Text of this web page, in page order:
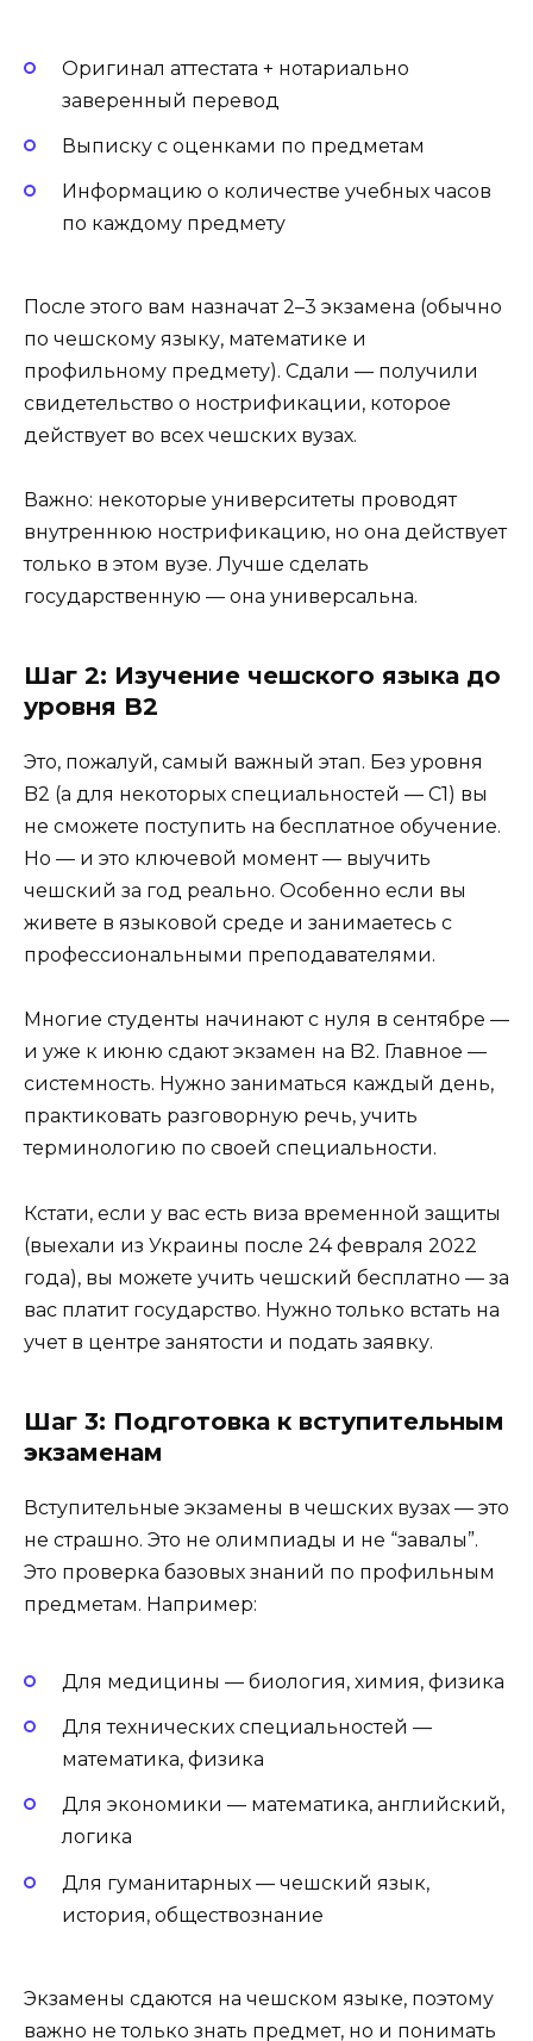
Оригинал аттестата + нотариально
заверенный перевод
Выписку с оценками по предметам
Информацию о количестве учебных часов
по каждому предмету
После этого вам назначат 2–3 экзамена (обычно
по чешскому языку, математике и
профильному предмету). Сдали — получили
свидетельство о нострификации, которое
действует во всех чешских вузах.
Важно: некоторые университеты проводят
внутреннюю нострификацию, но она действует
только в этом вузе. Лучше сделать
государственную — она универсальна.
Шаг 2: Изучение чешского языка до
уровня B2
Это, пожалуй, самый важный этап. Без уровня
B2 (а для некоторых специальностей — C1) вы
не сможете поступить на бесплатное обучение.
Но — и это ключевой момент — выучить
чешский за год реально. Особенно если вы
живете в языковой среде и занимаетесь с
профессиональными преподавателями.
Многие студенты начинают с нуля в сентябре —
и уже к июню сдают экзамен на B2. Главное —
системность. Нужно заниматься каждый день,
практиковать разговорную речь, учить
терминологию по своей специальности.
Кстати, если у вас есть виза временной защиты
(выехали из Украины после 24 февраля 2022
года), вы можете учить чешский бесплатно — за
вас платит государство. Нужно только встать на
учет в центре занятости и подать заявку.
Шаг 3: Подготовка к вступительным
экзаменам
Вступительные экзамены в чешских вузах — это
не страшно. Это не олимпиады и не “завалы”.
Это проверка базовых знаний по профильным
предметам. Например:
Для медицины — биология, химия, физика
Для технических специальностей —
математика, физика
Для экономики — математика, английский,
логика
Для гуманитарных — чешский язык,
история, обществознание
Экзамены сдаются на чешском языке, поэтому
важно не только знать предмет, но и понимать